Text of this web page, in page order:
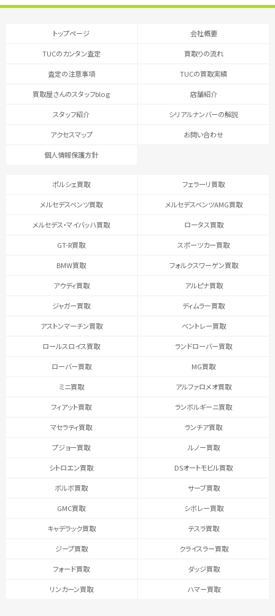
トップページ 会社概要
TUCのカンタン査定 買取りの流れ
査定の注意事項 TUCの買取実績
買取屋さんのスタッフblog 店舗紹介
スタッフ紹介 シリアルナンバーの解説
アクセスマップ お問い合わせ
個人情報保護方針
ポルシェ買取 フェラーリ買取
メルセデスベンツ買取 メルセデスベンツAMG買取
メルセデス・マイバッハ買取 ロータス買取
GT-R買取 スポーツカー買取
BMW買取 フォルクスワーゲン買取
アウディ買取 アルピナ買取
ジャガー買取 ディムラー買取
アストンマーチン買取 ベントレー買取
ロールスロイス買取 ランドローバー買取
ローバー買取 MG買取
ミニ買取 アルファロメオ買取
フィアット買取 ランボルギーニ買取
マセラティ買取 ランチア買取
プジョー買取 ルノー買取
シトロエン買取 DSオートモビル買取
ボルボ買取 サーブ買取
GMC買取 シボレー買取
キャデラック買取 テスラ買取
ジープ買取 クライスラー買取
フォード買取 ダッジ買取
リンカーン買取 ハマー買取